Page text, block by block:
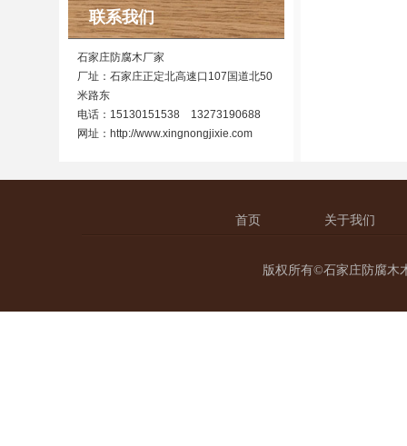
联系我们
石家庄防腐木厂家
厂址：石家庄正定北高速口107国道北50
米路东
电话：15130151538 13273190688
网址： http://www.xingnongjixie.com
首页 关于我们
版权所有©石家庄防腐